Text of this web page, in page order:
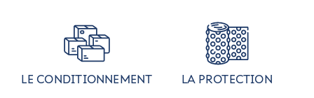
LE CONDITIONNEMENT LA PROTECTION